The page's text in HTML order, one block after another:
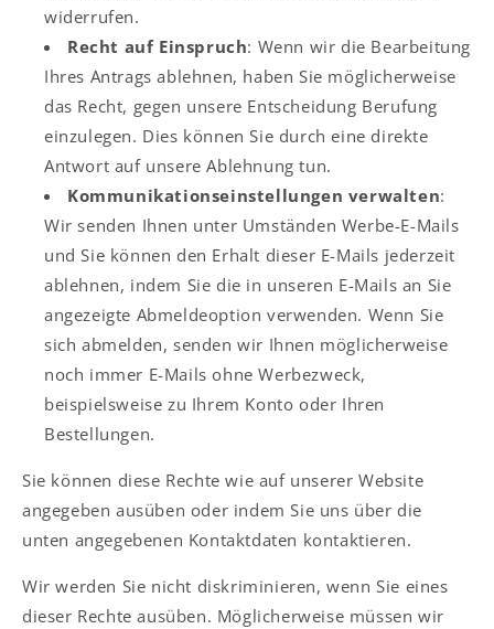
widerrufen.
Recht auf Einspruch: Wenn wir die Bearbeitung
Ihres Antrags ablehnen, haben Sie möglicherweise
das Recht, gegen unsere Entscheidung Berufung
einzulegen. Dies können Sie durch eine direkte
Antwort auf unsere Ablehnung tun.
Kommunikationseinstellungen verwalten:
Wir senden Ihnen unter Umständen Werbe-E-Mails
und Sie können den Erhalt dieser E-Mails jederzeit
ablehnen, indem Sie die in unseren E-Mails an Sie
angezeigte Abmeldeoption verwenden. Wenn Sie
sich abmelden, senden wir Ihnen möglicherweise
noch immer E-Mails ohne Werbezweck,
beispielsweise zu Ihrem Konto oder Ihren
Bestellungen.
Sie können diese Rechte wie auf unserer Website
angegeben ausüben oder indem Sie uns über die
unten angegebenen Kontaktdaten kontaktieren.
Wir werden Sie nicht diskriminieren, wenn Sie eines
dieser Rechte ausüben. Möglicherweise müssen wir